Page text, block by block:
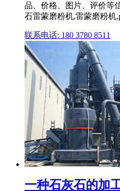
品、价格、图片、评价等
石雷蒙磨粉机,雷蒙磨粉机
联系电话: 180 3780 8511
一种石灰石的加